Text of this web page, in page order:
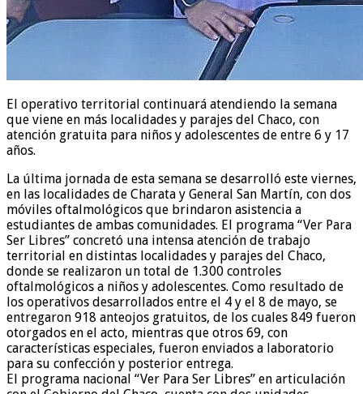
El operativo territorial continuará atendiendo la semana
que viene en más localidades y parajes del Chaco, con
atención gratuita para niños y adolescentes de entre 6 y 17
años.
La última jornada de esta semana se desarrolló este viernes,
en las localidades de Charata y General San Martín, con dos
móviles oftalmológicos que brindaron asistencia a
estudiantes de ambas comunidades. El programa “Ver Para
Ser Libres” concretó una intensa atención de trabajo
territorial en distintas localidades y parajes del Chaco,
donde se realizaron un total de 1.300 controles
oftalmológicos a niños y adolescentes. Como resultado de
los operativos desarrollados entre el 4 y el 8 de mayo, se
entregaron 918 anteojos gratuitos, de los cuales 849 fueron
otorgados en el acto, mientras que otros 69, con
características especiales, fueron enviados a laboratorio
para su confección y posterior entrega.
El programa nacional “Ver Para Ser Libres” en articulación